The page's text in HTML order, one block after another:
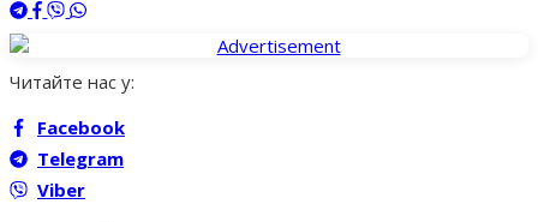
Читайте нас у:
Facebook
Telegram
Viber